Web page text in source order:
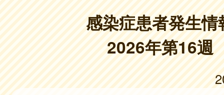
感染症患者発生情
2026年第16週